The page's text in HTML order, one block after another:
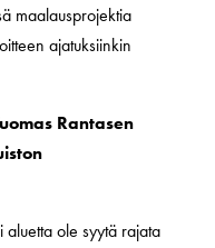
maalausprojektia
ajatuksiinkin
Rantasen
aluetta ole syytä rajata